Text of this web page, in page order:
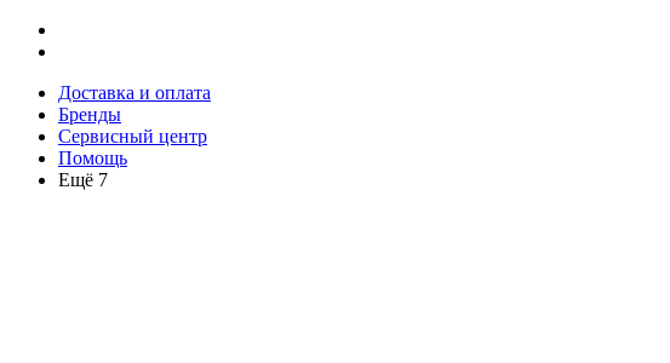
Доставка и оплата
Бренды
Сервисный центр
Помощь
Ещё 7